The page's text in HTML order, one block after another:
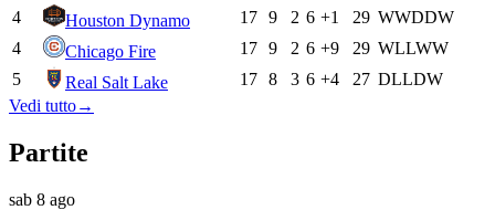
4
Houston Dynamo 17 9 2 6 +1 29 WWDDW
4
Chicago Fire 17 9 2 6 +9 29 WLLWW
5
Real Salt Lake 17 8 3 6 +4 27 DLLDW
Vedi tutto→
Partite
sab 8 ago